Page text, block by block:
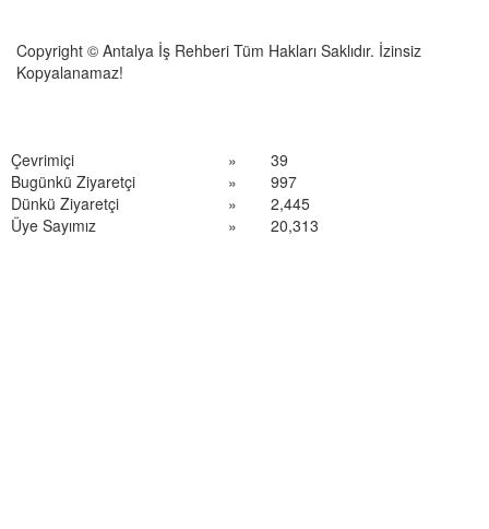
Copyright © Antalya İş Rehberi Tüm Hakları Saklıdır. İzinsiz
Kopyalanamaz!
Çevrimiçi »
39
Bugünkü Ziyaretçi
»
997
Dünkü Ziyaretçi
»
2,445
Üye Sayımız
» 20,313